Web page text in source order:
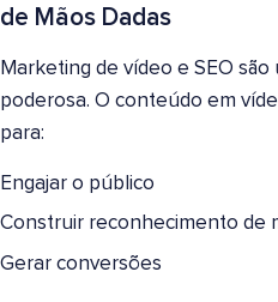
de Mãos Dadas
Marketing de vídeo e SEO são
poderosa. O conteúdo em
para:
Engajar o público
Construir reconhecimento de
Gerar conversões